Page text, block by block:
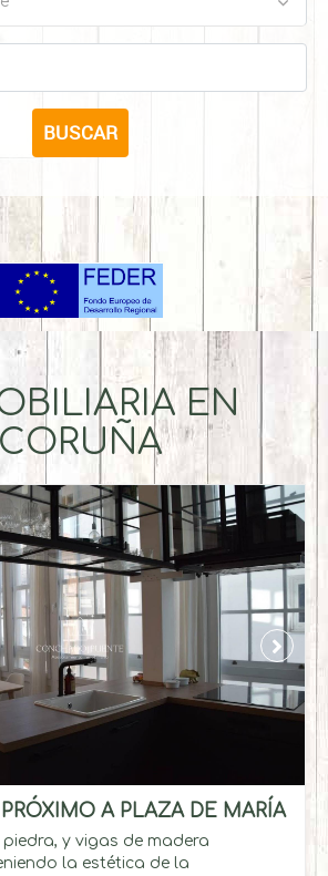
BUSCAR
EN
CORUÑA
A PLAZA DE MARÍA
piedra, y vigas de madera
la estética de la